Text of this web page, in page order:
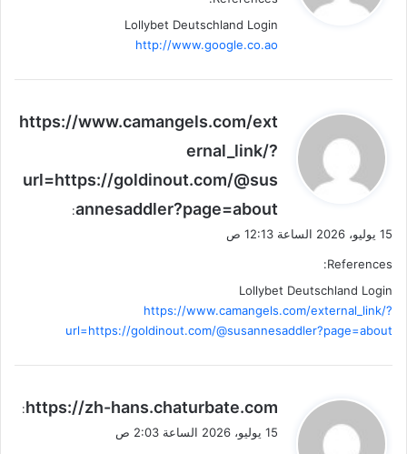
Lollybet Deutschland Login
http://www.google.co.ao
ي
و
ل
https://www.camangels.com/ext
ernal_link/?
url=https://goldinout.com/@sus
annesaddler?page=about
:
15 يوليو، 2026 الساعة 12:13 ص
References:
Lollybet Deutschland Login
https://www.camangels.com/external_link/?
url=https://goldinout.com/@susannesaddler?page=about
ي
ق
https://zh-hans.chaturbate.com
:
15 يوليو، 2026 الساعة 2:03 ص